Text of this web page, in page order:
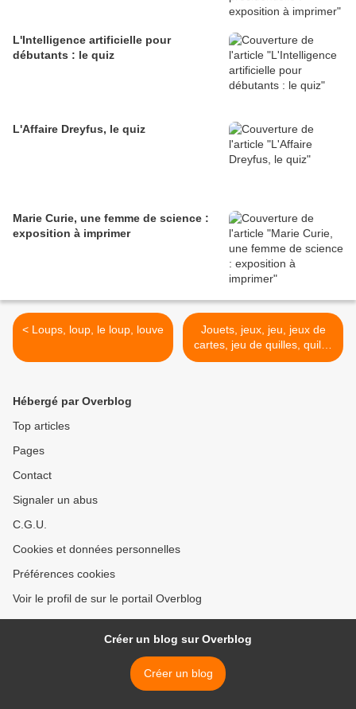
L'Intelligence artificielle pour
débutants : le quiz
L'Affaire Dreyfus, le quiz
Marie Curie, une femme de science :
exposition à imprimer
< Loups, loup, le loup, louve
Jouets, jeux, jeu, jeux de
cartes, jeu de quilles, quille,
carte, colin maillard,
Hébergé par Overblog
Top articles
Pages
Contact
Signaler un abus
C.G.U.
Cookies et données personnelles
Préférences cookies
Voir le profil de sur le portail Overblog
Créer un blog sur Overblog
Créer un blog